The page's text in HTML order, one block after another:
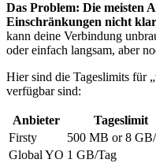
Das Problem: Die meisten
Einschränkungen nicht
kann deine Verbindung
oder einfach langsam, aber
Hier sind die Tageslimits für
verfügbar sind:
Anbieter
Tageslimit
Firsty
500 MB or 8 GB
Global YO 1 GB/Tag